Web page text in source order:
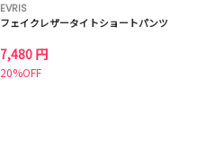
EVRIS
フェイクレザータイトショートパンツ
7,480 円
20%OFF